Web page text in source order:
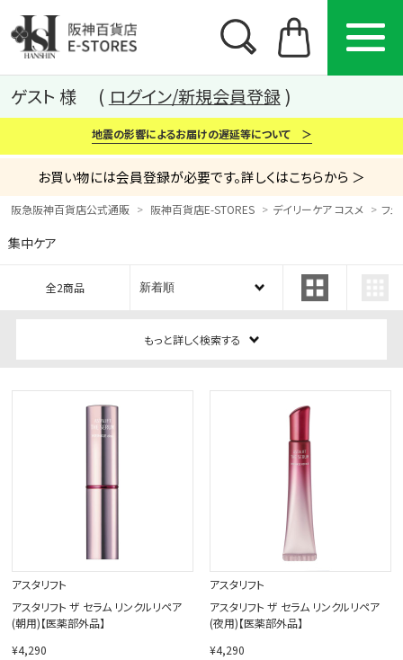
カテゴリー ブランド 特集
から探す
ゲスト 様 ログイン/新規会員登録
地震の影響によるお届けの遅延等について ＞
お買い物には会員登録が必要です。詳しくはこちらから ＞
阪急阪神百貨店公式通販 阪神百貨店E-STORES デイリーケア コスメ フ
集中ケア
全2商品
もっと詳しく検索する
アスタリフト
アスタリフト ザ セラム リンクルリペア
(朝用)【医薬部外品】
¥4,290
アスタリフト
アスタリフト ザ セラム リンクルリペア
(夜用)【医薬部外品】
¥4,290